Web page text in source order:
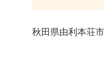
秋田県由利本荘